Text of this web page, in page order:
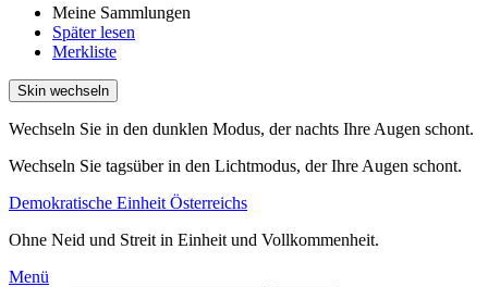
Meine Sammlungen
Später lesen
Merkliste
Skin wechseln
Wechseln Sie in den dunklen Modus, der nachts Ihre Augen schont.
Wechseln Sie tagsüber in den Lichtmodus, der Ihre Augen schont.
Demokratische Einheit Österreichs
Ohne Neid und Streit in Einheit und Vollkommenheit.
Menü